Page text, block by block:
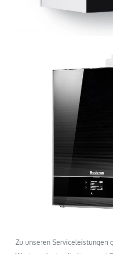
Zu unseren Serviceleistungen